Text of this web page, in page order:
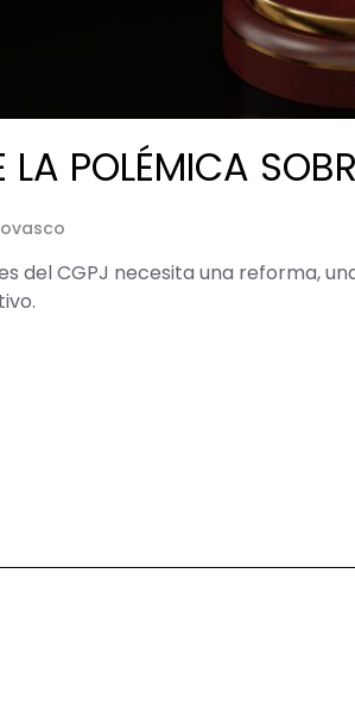
LA POLÉMICA
del CGPJ necesita una reforma,